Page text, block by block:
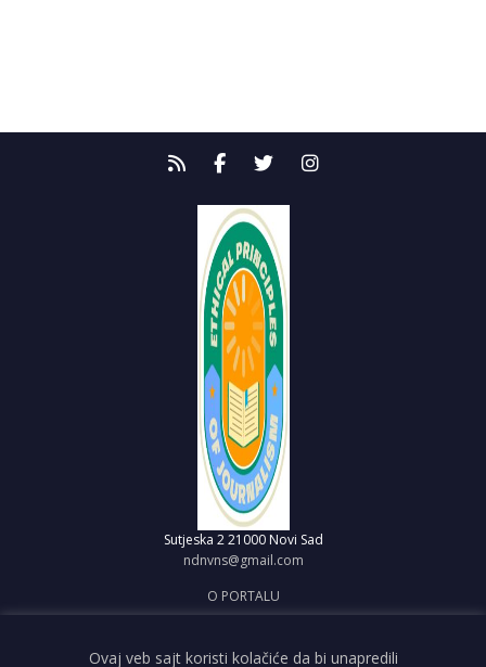
Sutjeska 2 21000 Novi Sad
ndnvns@gmail.com
O PORTALU
OBJAVI VEST
Ovaj veb sajt koristi kolačiće da bi unapredili